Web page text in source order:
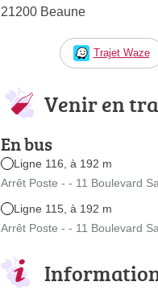
21200 Beaune
Trajet Waze
Venir en
En bus
Ligne 116, à 192 m
Arrêt Poste - - 11 Boulevard
Ligne 115, à 192 m
Arrêt Poste - - 11 Boulevard